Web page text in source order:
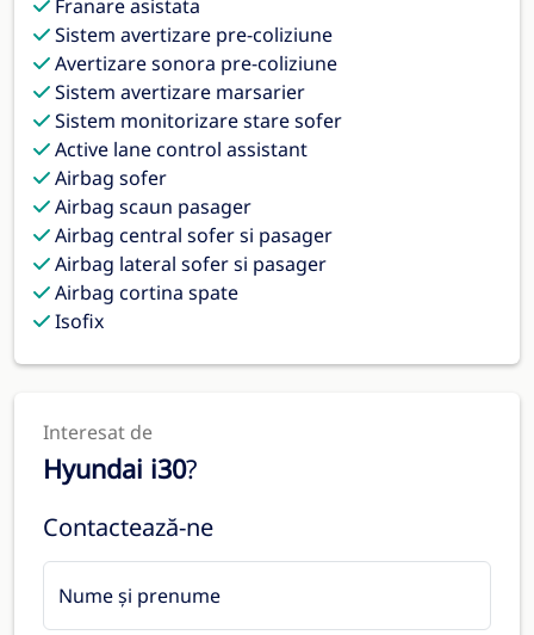
Franare asistata
Sistem avertizare pre-coliziune
Avertizare sonora pre-coliziune
Sistem avertizare marsarier
Sistem monitorizare stare sofer
Active lane control assistant
Airbag sofer
Airbag scaun pasager
Airbag central sofer si pasager
Airbag lateral sofer si pasager
Airbag cortina spate
Isofix
Interesat de
Hyundai i30?
Contactează-ne
Nume și prenume